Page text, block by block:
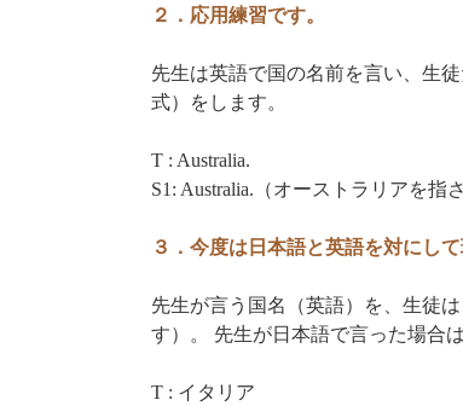
２．応用練習です。
先生は英語で国の名前を言い、生
式）をします。
T : Australia.
S1: Australia. （オーストラリアを指
３．今度は日本語と英語を対にして
先生が言う国名（英語）を、生徒
す）。 先生が日本語で言った場合
T : イタリア